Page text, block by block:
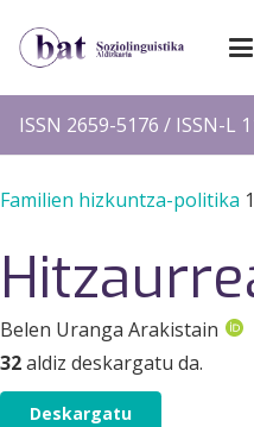
ISSN 2659-5176 / ISSN-L
Familien hizkuntza-politika
Belen Uranga Arakistain
32aldiz deskargatu da.
Deskargatu